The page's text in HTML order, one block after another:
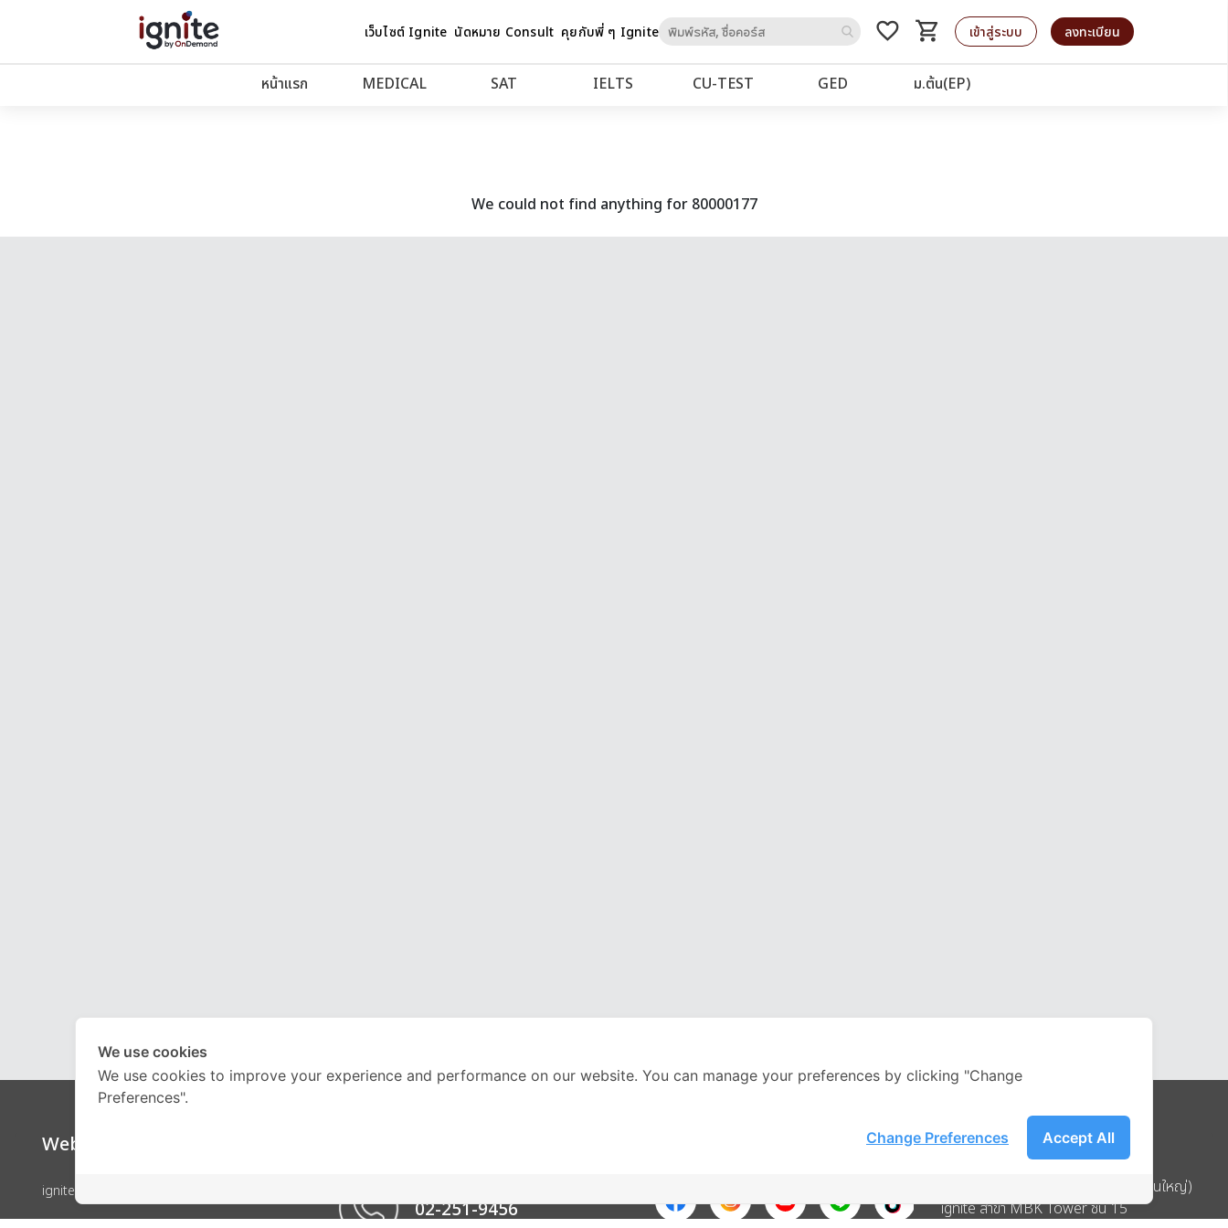
เว็บไซต์ Ignite นัดหมาย Consult คุยกับพี่ ๆ Igniteto
favorite_border shopping_cart
รถเข็น เข้าสู่ระบบ ลงทะเบียน
หน้าแรก MEDICAL SAT IELTS CU‑TEST GED ม.ต้น(EP)
We could not find anything for 80000177
Website
ignite by OnDemand
02-251-9456
Address
บริษัท อิกไนท์ เอ สตาร์ จำกัด (สำนักงานใหญ่)
ignite สาขา MBK Tower ชั้น 15
We use cookies
We use cookies to improve your experience and performance on our website. You can manage your preferences by clicking "Change
Preferences".
Accept All
Change Preferences